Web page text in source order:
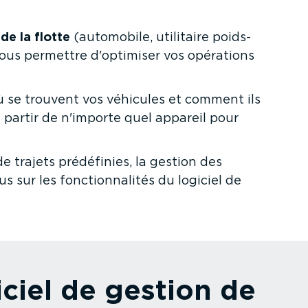
la flotte (automobile, utilitaire poids-
permettre d'optimiser vos opérations
trouvent vos véhicules et comment ils
partir de n'importe quel appareil pour
trajets prédéfinies, la gestion des
sur les fonction­na­lités du logiciel de
de gestion de